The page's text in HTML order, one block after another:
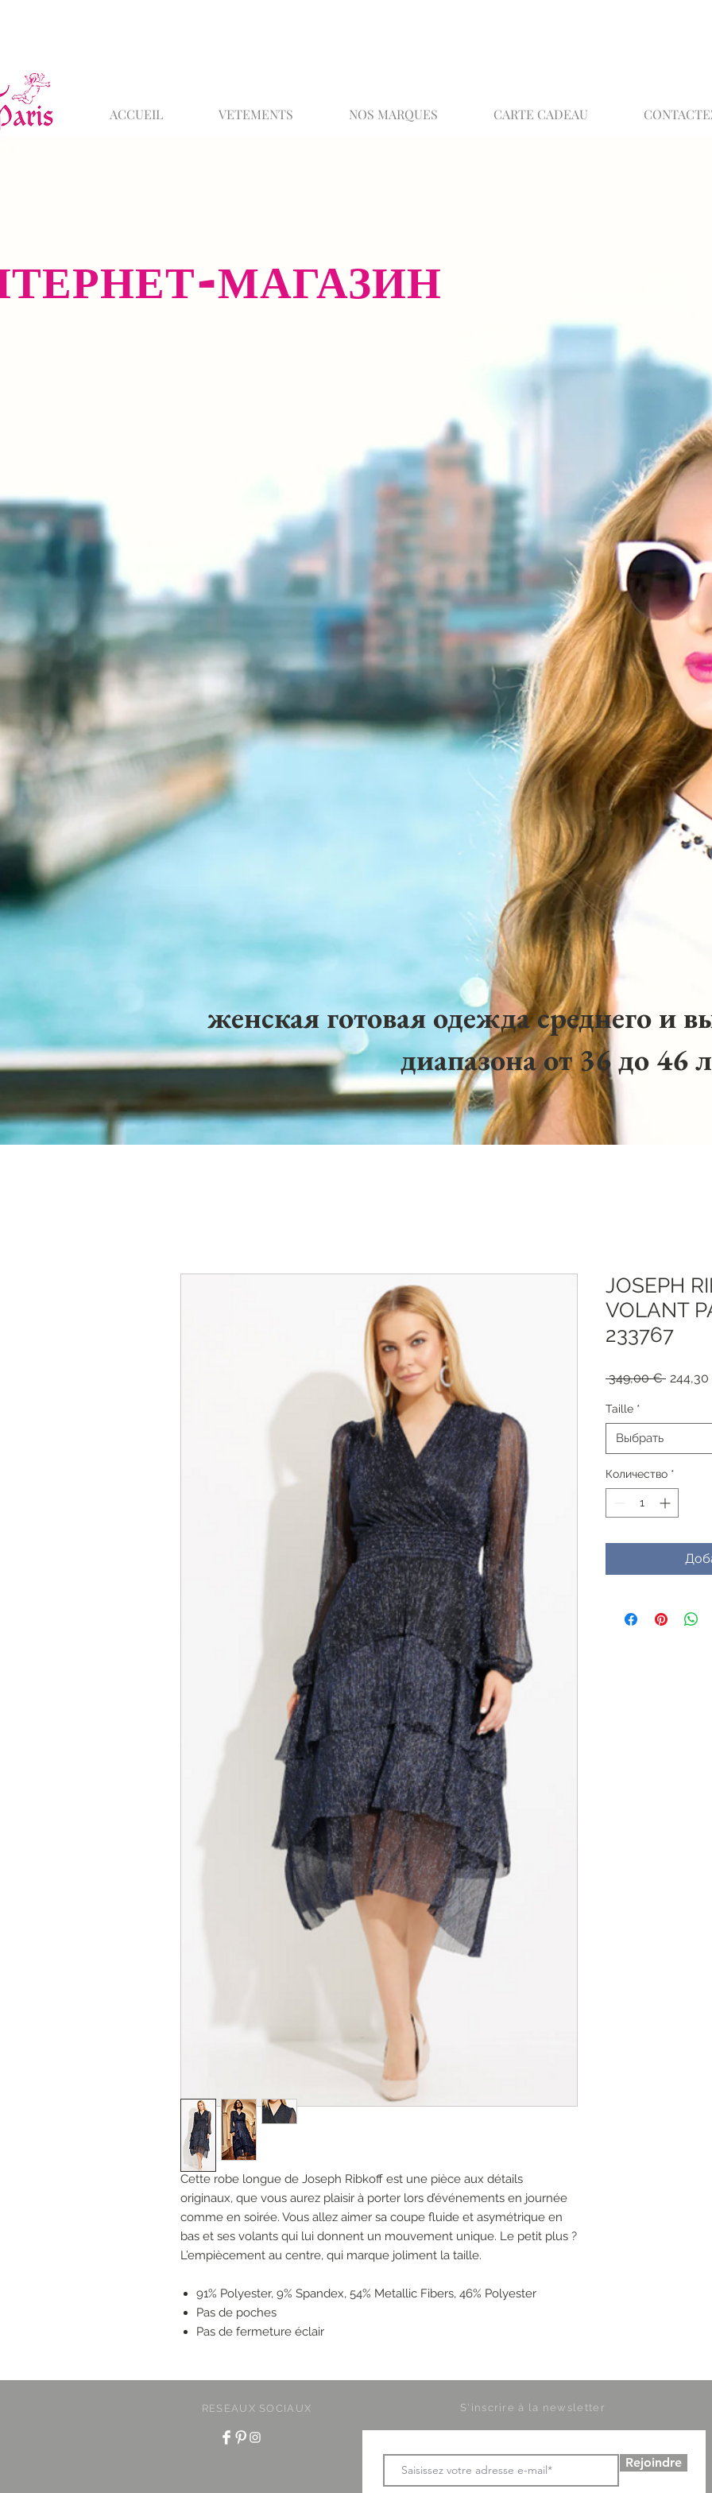
ACCUEIL VETEMENTS NOS MARQUES CARTE CADEAU
МАГАЗИН
женская готовая одежда среднего и
диапазона от 36 до 46
Cette robe longue de Joseph Ribkoff est une pièce aux détails
originaux, que vous aurez plaisir à porter lors d’événements en journée
comme en soirée. Vous allez aimer sa coupe fluide et asymétrique en
bas et ses volants qui lui donnent un mouvement unique. Le petit plus ?
L’empiècement au centre, qui marque joliment la taille.
91% Polyester, 9% Spandex, 54% Metallic Fibers, 46% Polyester
Pas de poches
Pas de fermeture éclair
JOSEPH
VOLANT
233767
349,00 €
Taille *
Выбрать
Количество *
RESEAUX SOCIAUX S'inscrire à la newsletter
Rejoindre